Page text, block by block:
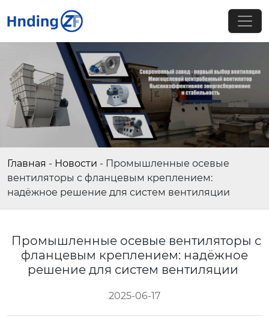
Главная - Новости - Промышленные осевые
вентиляторы с фланцевым креплением:
надёжное решение для систем вентиляции
Промышленные осевые вентиляторы с
фланцевым креплением: надёжное
решение для систем вентиляции
2025-06-17